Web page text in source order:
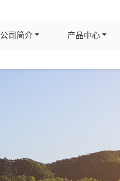
公司简介 产品中心